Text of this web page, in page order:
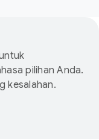
pilihan Anda.
kesalahan.